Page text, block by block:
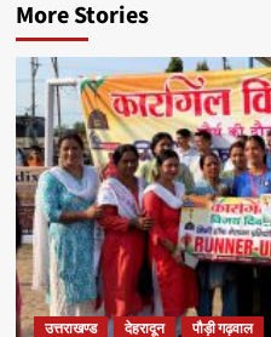
More Stories
उत्तराखण्ड देहरादून पौड़ी गढ़वाल